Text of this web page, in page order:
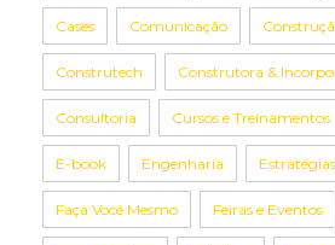
Cases Comunicação
Construtech Construtora &
Consultoria Cursos e Treinamentos
E-book Engenharia Estratégias
Faça Você Mesmo Feiras e Eventos